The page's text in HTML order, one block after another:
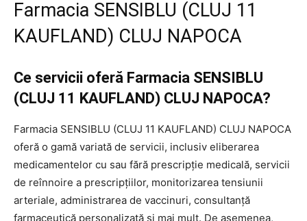
Farmacia SENSIBLU (CLUJ 11
KAUFLAND) CLUJ NAPOCA
Ce servicii oferă Farmacia SENSIBLU
(CLUJ 11 KAUFLAND) CLUJ NAPOCA?
Farmacia SENSIBLU (CLUJ 11 KAUFLAND) CLUJ NAPOCA
oferă o gamă variată de servicii, inclusiv eliberarea
medicamentelor cu sau fără prescripție medicală, servicii
de reînnoire a prescripțiilor, monitorizarea tensiunii
arteriale, administrarea de vaccinuri, consultanță
farmaceutică personalizată și mai mult. De asemenea,